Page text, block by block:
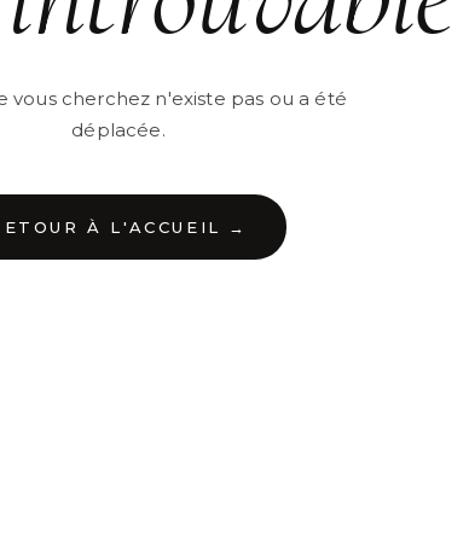
vous cherchez n'existe pas ou a été
déplacée.
À L'ACCUEIL →